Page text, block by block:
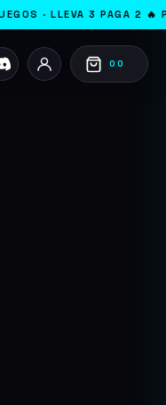
2 🔥 PASE
00